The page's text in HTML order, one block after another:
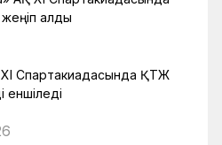
алды
Спартакиадасында ҚТЖ
еншіледі